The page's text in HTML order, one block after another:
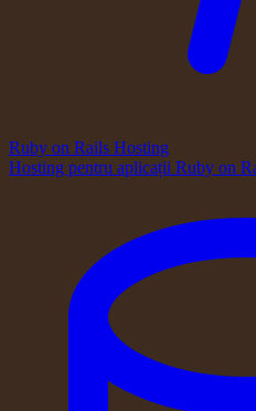
Ruby on Rails Hosting
Hosting pentru aplicații Ruby on